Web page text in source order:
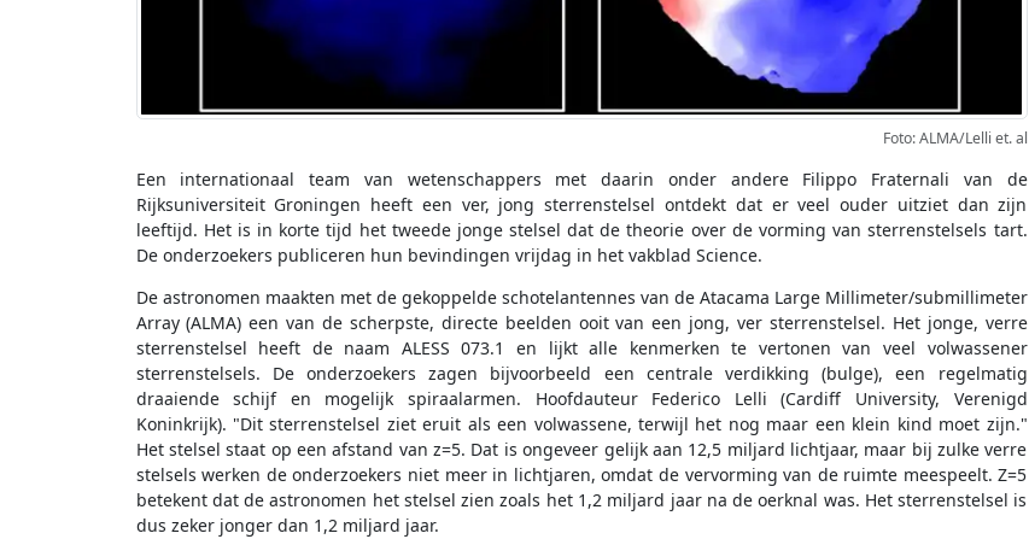
Foto: ALMA/Lelli et. al
Een internationaal team van wetenschappers met daarin onder andere Filippo Fraternali van de
Rijksuniversiteit Groningen heeft een ver, jong sterrenstelsel ontdekt dat er veel ouder uitziet dan zijn
leeftijd. Het is in korte tijd het tweede jonge stelsel dat de theorie over de vorming van sterrenstelsels tart.
De onderzoekers publiceren hun bevindingen vrijdag in het vakblad Science.
De astronomen maakten met de gekoppelde schotelantennes van de Atacama Large Millimeter/submillimeter
Array (ALMA) een van de scherpste, directe beelden ooit van een jong, ver sterrenstelsel. Het jonge, verre
sterrenstelsel heeft de naam ALESS 073.1 en lijkt alle kenmerken te vertonen van veel volwassener
sterrenstelsels. De onderzoekers zagen bijvoorbeeld een centrale verdikking (bulge), een regelmatig
draaiende schijf en mogelijk spiraalarmen. Hoofdauteur Federico Lelli (Cardiff University, Verenigd
Koninkrijk). "Dit sterrenstelsel ziet eruit als een volwassene, terwijl het nog maar een klein kind moet zijn."
Het stelsel staat op een afstand van z=5. Dat is ongeveer gelijk aan 12,5 miljard lichtjaar, maar bij zulke verre
stelsels werken de onderzoekers niet meer in lichtjaren, omdat de vervorming van de ruimte meespeelt. Z=5
betekent dat de astronomen het stelsel zien zoals het 1,2 miljard jaar na de oerknal was. Het sterrenstelsel is
dus zeker jonger dan 1,2 miljard jaar.